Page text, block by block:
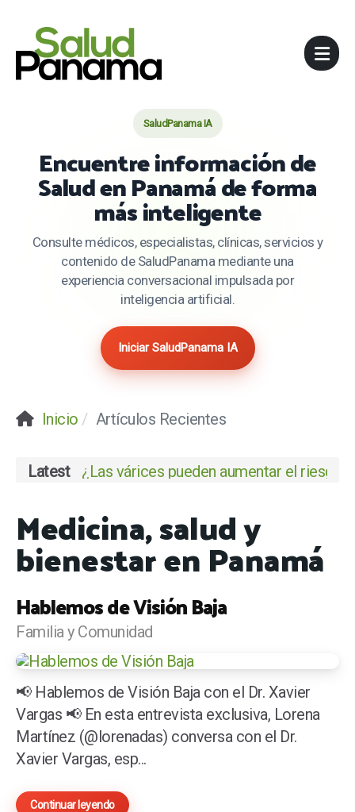
SaludPanama IA
Encuentre información de
Salud en Panamá de forma
más inteligente
Consulte médicos, especialistas, clínicas, servicios y
contenido de SaludPanama mediante una
experiencia conversacional impulsada por
inteligencia artificial.
Iniciar SaludPanama IA
Inicio Artículos Recientes
Latest ¿Las várices pueden aumentar el riesgo
Medicina, salud y
bienestar en Panamá
Hablemos de Visión Baja
Familia y Comunidad
📢 Hablemos de Visión Baja con el Dr. Xavier
Vargas 📢 En esta entrevista exclusiva, Lorena
Martínez (@lorenadas) conversa con el Dr.
Xavier Vargas, esp...
Continuar leyendo